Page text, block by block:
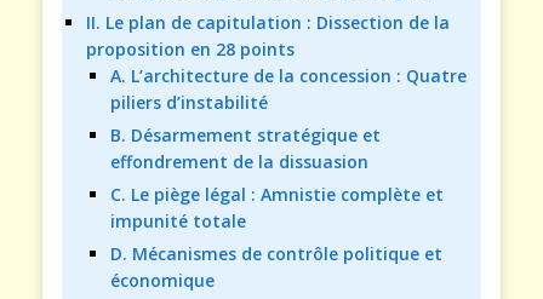
II. Le plan de capitulation : Dissection de la
proposition en 28 points
A. L’architecture de la concession : Quatre
piliers d’instabilité
B. Désarmement stratégique et
effondrement de la dissuasion
C. Le piège légal : Amnistie complète et
impunité totale
D. Mécanismes de contrôle politique et
économique